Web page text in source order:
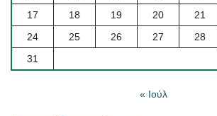
17
18 19 20 21
24
25 26 27 28
31
« Ιούλ